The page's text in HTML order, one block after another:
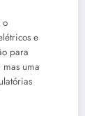
o
e
para
uma